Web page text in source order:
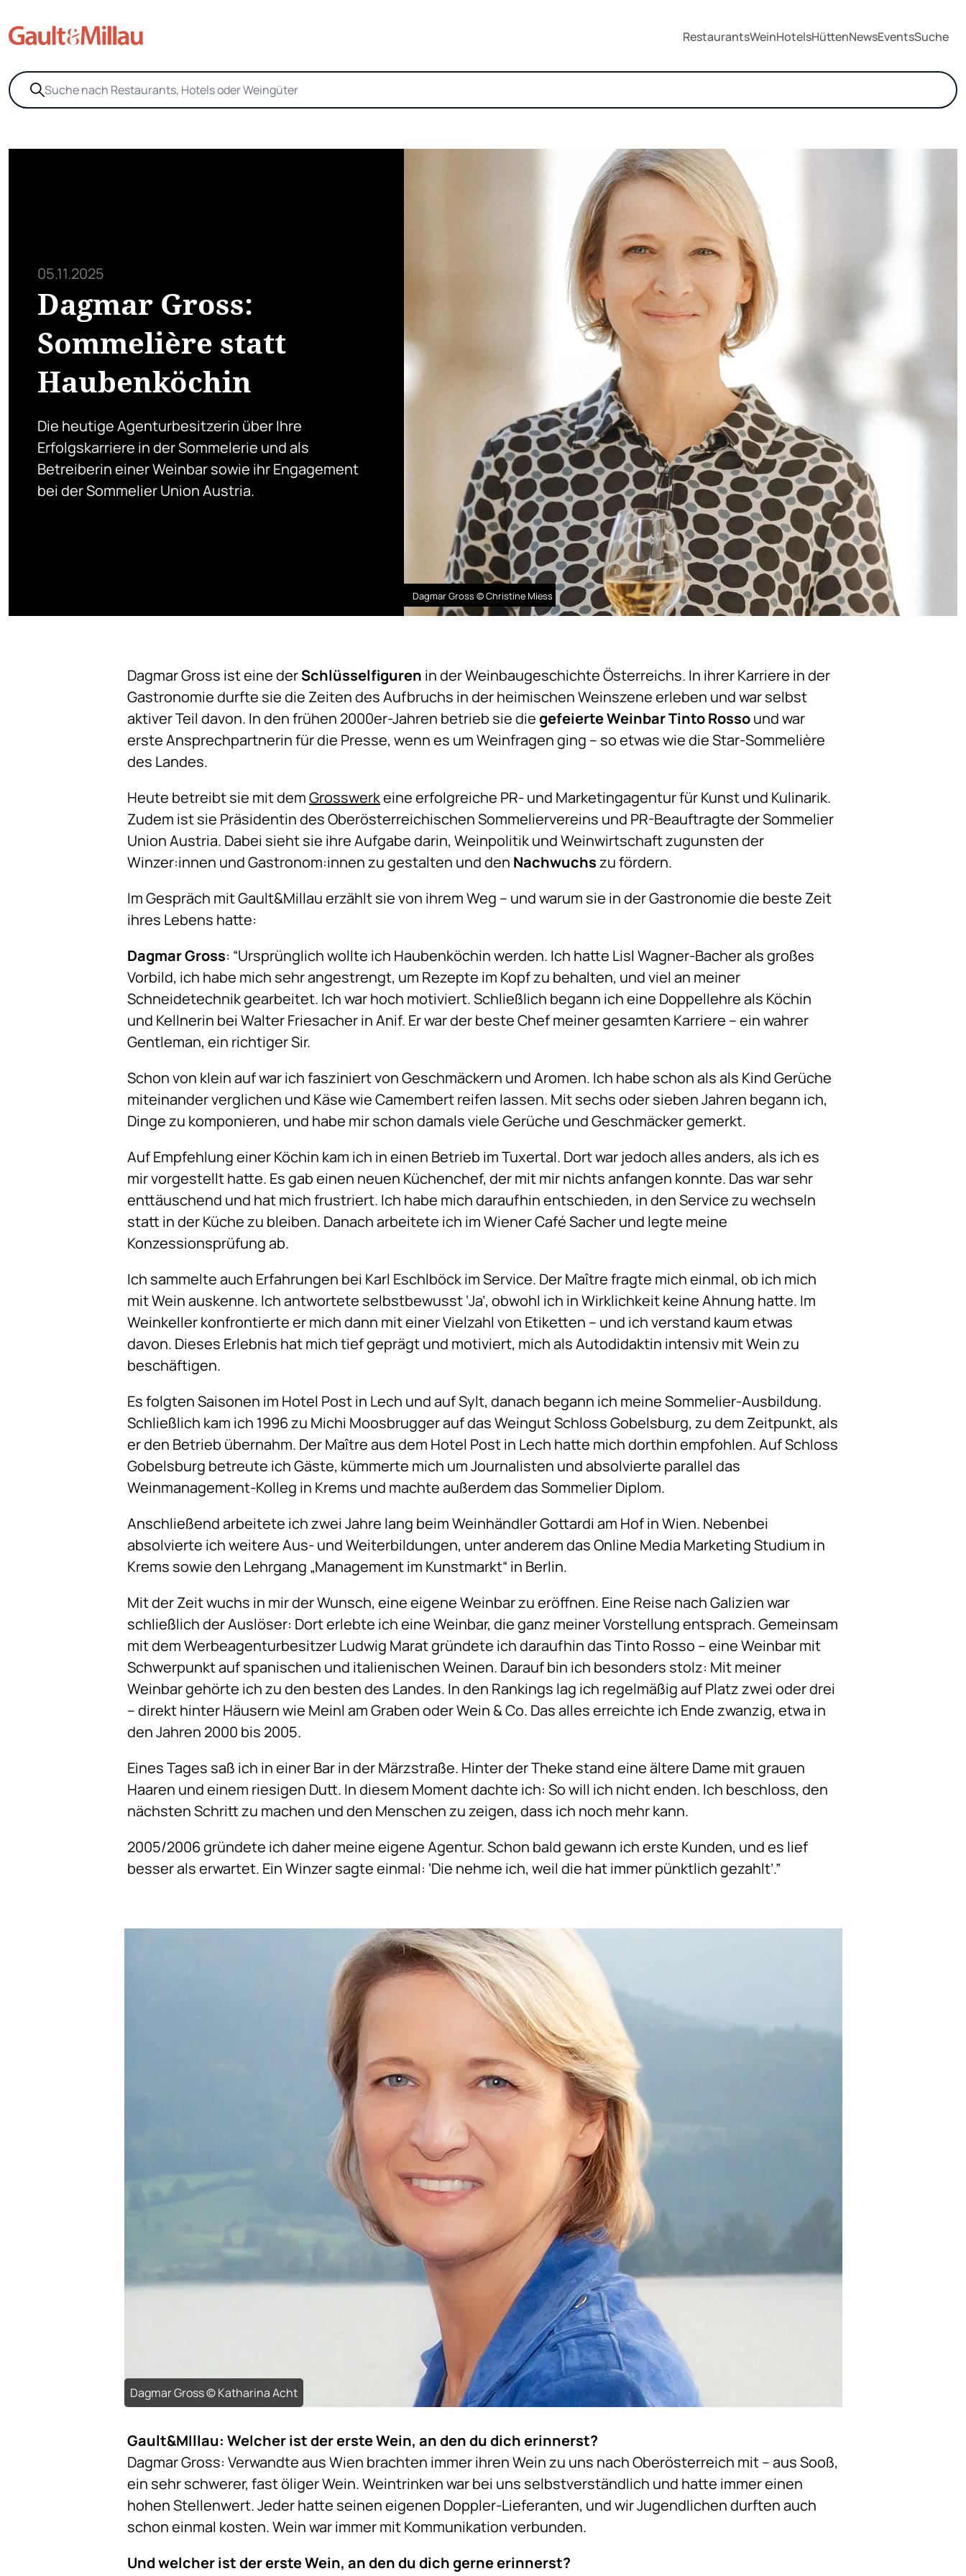
RestaurantsWeinHotelsHüttenNewsEventsSuche
05.11.2025
Dagmar Gross:
Sommelière statt
Haubenköchin
Die heutige Agenturbesitzerin über Ihre
Erfolgskarriere in der Sommelerie und als
Betreiberin einer Weinbar sowie ihr Engagement
bei der Sommelier Union Austria.
Dagmar Gross © Christine Miess
Dagmar Gross ist eine derSchlüsselfiguren in der Weinbaugeschichte Österreichs. In ihrer Karriere in der
Gastronomie durfte sie die Zeiten des Aufbruchs in der heimischen Weinszene erleben und war selbst
aktiver Teil davon. In den frühen 2000er-Jahren betrieb sie diegefeierte Weinbar Tinto Rossound war
erste Ansprechpartnerin für die Presse, wenn es um Weinfragen ging – so etwas wie die Star-Sommelière
des Landes.
Heute betreibt sie mit demGrosswerkeine erfolgreiche PR- und Marketingagentur für Kunst und Kulinarik.
Zudem ist sie Präsidentin des Oberösterreichischen Sommeliervereins und PR-Beauftragte der Sommelier
Union Austria. Dabei sieht sie ihre Aufgabe darin, Weinpolitik und Weinwirtschaft zugunsten der
Winzer:innen und Gastronom:innen zu gestalten und den Nachwuchszu fördern.
Im Gespräch mit Gault&Millau erzählt sie von ihrem Weg – und warum sie in der Gastronomie die beste Zeit
ihres Lebens hatte:
Dagmar Gross: “Ursprünglich wollte ich Haubenköchin werden. Ich hatte Lisl Wagner-Bacher als großes
Vorbild, ich habe mich sehr angestrengt, um Rezepte im Kopf zu behalten, und viel an meiner
Schneidetechnik gearbeitet. Ich war hoch motiviert. Schließlich begann ich eine Doppellehre als Köchin
und Kellnerin bei Walter Friesacher in Anif. Er war der beste Chef meiner gesamten Karriere – ein wahrer
Gentleman, ein richtiger Sir.
Schon von klein auf war ich fasziniert von Geschmäckern und Aromen. Ich habe schon als als Kind Gerüche
miteinander verglichen und Käse wie Camembert reifen lassen. Mit sechs oder sieben Jahren begann ich,
Dinge zu komponieren, und habe mir schon damals viele Gerüche und Geschmäcker gemerkt.
Auf Empfehlung einer Köchin kam ich in einen Betrieb im Tuxertal. Dort war jedoch alles anders, als ich es
mir vorgestellt hatte. Es gab einen neuen Küchenchef, der mit mir nichts anfangen konnte. Das war sehr
enttäuschend und hat mich frustriert. Ich habe mich daraufhin entschieden, in den Service zu wechseln
statt in der Küche zu bleiben. Danach arbeitete ich im Wiener Café Sacher und legte meine
Konzessionsprüfung ab.
Ich sammelte auch Erfahrungen bei Karl Eschlböck im Service. Der Maître fragte mich einmal, ob ich mich
mit Wein auskenne. Ich antwortete selbstbewusst ‘Ja’, obwohl ich in Wirklichkeit keine Ahnung hatte. Im
Weinkeller konfrontierte er mich dann mit einer Vielzahl von Etiketten – und ich verstand kaum etwas
davon. Dieses Erlebnis hat mich tief geprägt und motiviert, mich als Autodidaktin intensiv mit Wein zu
beschäftigen.
Es folgten Saisonen im Hotel Post in Lech und auf Sylt, danach begann ich meine Sommelier-Ausbildung.
Schließlich kam ich 1996 zu Michi Moosbrugger auf das Weingut Schloss Gobelsburg, zu dem Zeitpunkt, als
er den Betrieb übernahm. Der Maître aus dem Hotel Post in Lech hatte mich dorthin empfohlen. Auf Schloss
Gobelsburg betreute ich Gäste, kümmerte mich um Journalisten und absolvierte parallel das
Weinmanagement-Kolleg in Krems und machte außerdem das Sommelier Diplom.
Anschließend arbeitete ich zwei Jahre lang beim Weinhändler Gottardi am Hof in Wien. Nebenbei
absolvierte ich weitere Aus- und Weiterbildungen, unter anderem das Online Media Marketing Studium in
Krems sowie den Lehrgang „Management im Kunstmarkt“ in Berlin.
Mit der Zeit wuchs in mir der Wunsch, eine eigene Weinbar zu eröffnen. Eine Reise nach Galizien war
schließlich der Auslöser: Dort erlebte ich eine Weinbar, die ganz meiner Vorstellung entsprach. Gemeinsam
mit dem Werbeagenturbesitzer Ludwig Marat gründete ich daraufhin das Tinto Rosso – eine Weinbar mit
Schwerpunkt auf spanischen und italienischen Weinen. Darauf bin ich besonders stolz: Mit meiner
Weinbar gehörte ich zu den besten des Landes. In den Rankings lag ich regelmäßig auf Platz zwei oder drei
– direkt hinter Häusern wie Meinl am Graben oder Wein & Co. Das alles erreichte ich Ende zwanzig, etwa in
den Jahren 2000 bis 2005.
Eines Tages saß ich in einer Bar in der Märzstraße. Hinter der Theke stand eine ältere Dame mit grauen
Haaren und einem riesigen Dutt. In diesem Moment dachte ich: So will ich nicht enden. Ich beschloss, den
nächsten Schritt zu machen und den Menschen zu zeigen, dass ich noch mehr kann.
2005/2006 gründete ich daher meine eigene Agentur. Schon bald gewann ich erste Kunden, und es lief
besser als erwartet. Ein Winzer sagte einmal: ‘Die nehme ich, weil die hat immer pünktlich gezahlt’.”
Dagmar Gross © Katharina Acht
Gault&MIllau: Welcher ist der erste Wein, an den du dich erinnerst?
Dagmar Gross: Verwandte aus Wien brachten immer ihren Wein zu uns nach Oberösterreich mit – aus Sooß,
ein sehr schwerer, fast öliger Wein. Weintrinken war bei uns selbstverständlich und hatte immer einen
hohen Stellenwert. Jeder hatte seinen eigenen Doppler-Lieferanten, und wir Jugendlichen durften auch
schon einmal kosten. Wein war immer mit Kommunikation verbunden.
Und welcher ist der erste Wein, an den du dich gerne erinnerst?